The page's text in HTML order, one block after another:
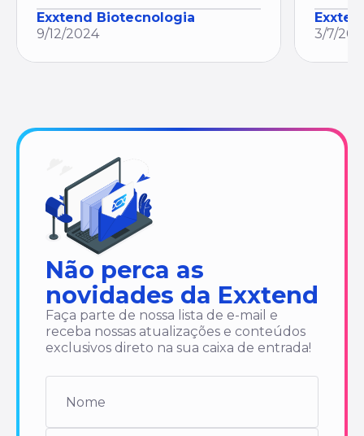
Exxtend Biotecnologia
9/12/2024
3/7/
Não perca as
novidades da Exxtend
Faça parte de nossa lista de e-mail e
receba nossas atualizações e conteúdos
exclusivos direto na sua caixa de entrada!